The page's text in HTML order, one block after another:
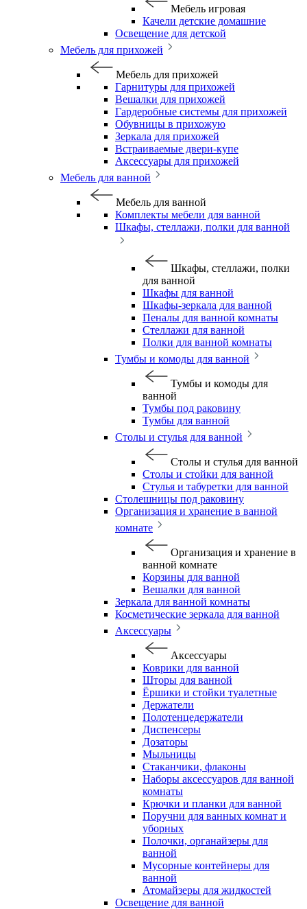
Мебель игровая
Качели детские домашние
Освещение для детской
Мебель для прихожей
Мебель для прихожей
Гарнитуры для прихожей
Вешалки для прихожей
Гардеробные системы для прихожей
Обувницы в прихожую
Зеркала для прихожей
Встраиваемые двери-купе
Аксессуары для прихожей
Мебель для ванной
Мебель для ванной
Комплекты мебели для ванной
Шкафы, стеллажи, полки для ванной
Шкафы, стеллажи, полки
для ванной
Шкафы для ванной
Шкафы-зеркала для ванной
Пеналы для ванной комнаты
Стеллажи для ванной
Полки для ванной комнаты
Тумбы и комоды для ванной
Тумбы и комоды для
ванной
Тумбы под раковину
Тумбы для ванной
Столы и стулья для ванной
Столы и стулья для ванной
Столы и стойки для ванной
Стулья и табуретки для ванной
Столешницы под раковину
Организация и хранение в ванной
комнате
Организация и хранение в
ванной комнате
Корзины для ванной
Вешалки для ванной
Зеркала для ванной комнаты
Косметические зеркала для ванной
Аксессуары
Аксессуары
Коврики для ванной
Шторы для ванной
Ёршики и стойки туалетные
Держатели
Полотенцедержатели
Диспенсеры
Дозаторы
Мыльницы
Стаканчики, флаконы
Наборы аксессуаров для ванной
комнаты
Крючки и планки для ванной
Поручни для ванных комнат и
уборных
Полочки, органайзеры для
ванной
Мусорные контейнеры для
ванной
Атомайзеры для жидкостей
Освещение для ванной